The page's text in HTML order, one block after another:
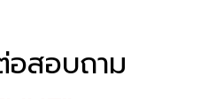
สอบถาม